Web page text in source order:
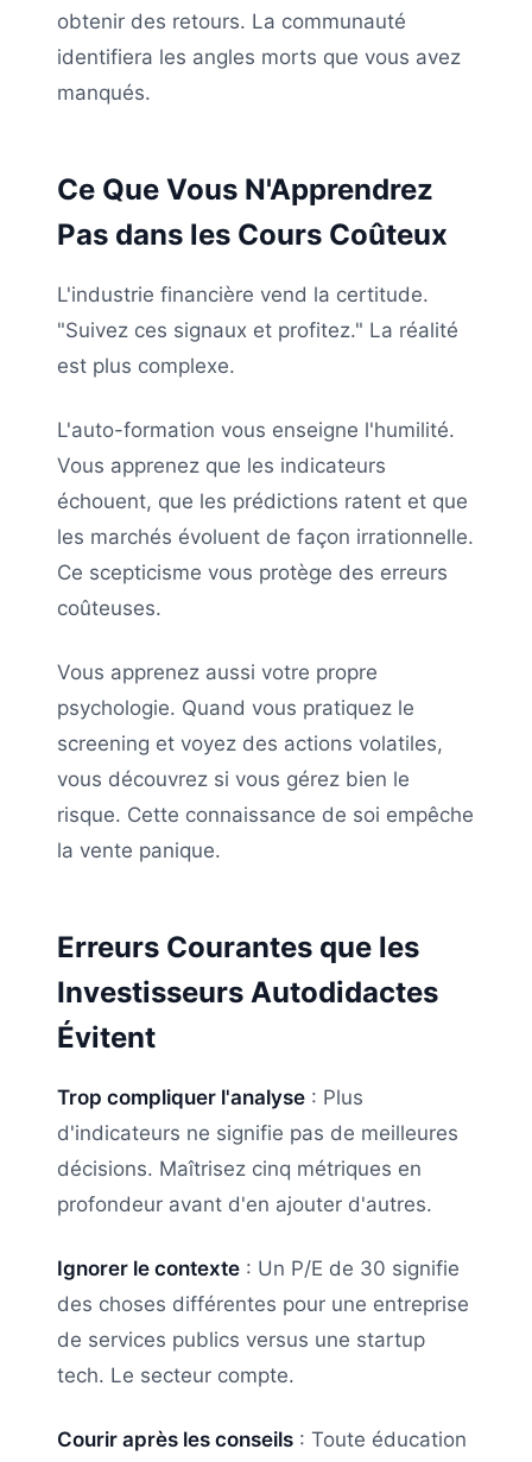
obtenir des retours. La communauté
identifiera les angles morts que vous avez
manqués.
Ce Que Vous N'Apprendrez
Pas dans les Cours Coûteux
L'industrie financière vend la certitude.
"Suivez ces signaux et profitez." La réalité
est plus complexe.
L'auto-formation vous enseigne l'humilité.
Vous apprenez que les indicateurs
échouent, que les prédictions ratent et que
les marchés évoluent de façon irrationnelle.
Ce scepticisme vous protège des erreurs
coûteuses.
Vous apprenez aussi votre propre
psychologie. Quand vous pratiquez le
screening et voyez des actions volatiles,
vous découvrez si vous gérez bien le
risque. Cette connaissance de soi empêche
la vente panique.
Erreurs Courantes que les
Investisseurs Autodidactes
Évitent
Trop compliquer l'analyse : Plus
d'indicateurs ne signifie pas de meilleures
décisions. Maîtrisez cinq métriques en
profondeur avant d'en ajouter d'autres.
Ignorer le contexte : Un P/E de 30 signifie
des choses différentes pour une entreprise
de services publics versus une startup
tech. Le secteur compte.
Courir après les conseils : Toute éducation